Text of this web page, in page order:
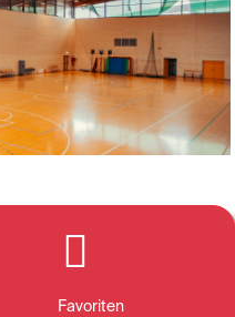
Favoriten